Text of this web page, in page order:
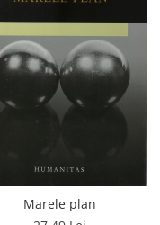
Marele plan